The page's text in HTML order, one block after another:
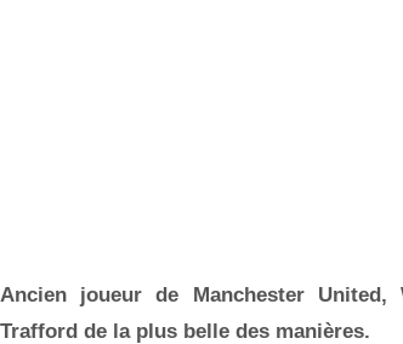
Ancien joueur de Manchester
Trafford de la plus belle des manières.